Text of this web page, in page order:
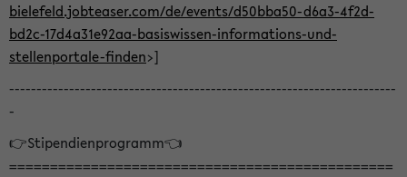
bielefeld.jobteaser.com/de/events/d50bba50-d6a3-4f2d-
bd2c-17d4a31e92aa-basiswissen-informations-und-
stellenportale-finden>]
-----------------------------------------------------------------------
-
👉Stipendienprogramm👈
===============================================